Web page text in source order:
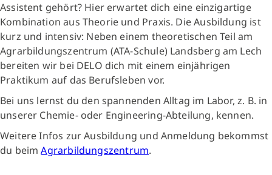
Assistent gehört? Hier erwartet dich eine einzigartige
Kombination aus Theorie und Praxis. Die Ausbildung ist
kurz und intensiv: Neben einem theoretischen Teil am
Agrarbildungszentrum (ATA-Schule) Landsberg am Lech
bereiten wir bei DELO dich mit einem einjährigen
Praktikum auf das Berufsleben vor.
Bei uns lernst du den spannenden Alltag im Labor, z. B. in
unserer Chemie- oder Engineering-Abteilung, kennen.
Weitere Infos zur Ausbildung und Anmeldung bekommst
du beimAgrarbildungszentrum.